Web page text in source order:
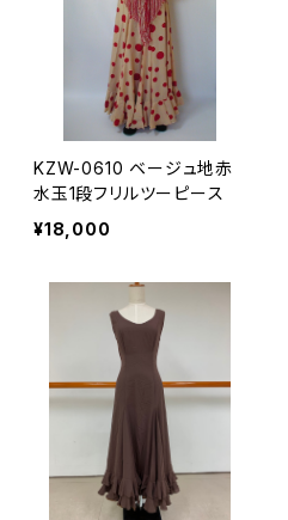
KZW-0610 ベージュ地赤
水玉1段フリルツーピース
¥18,000